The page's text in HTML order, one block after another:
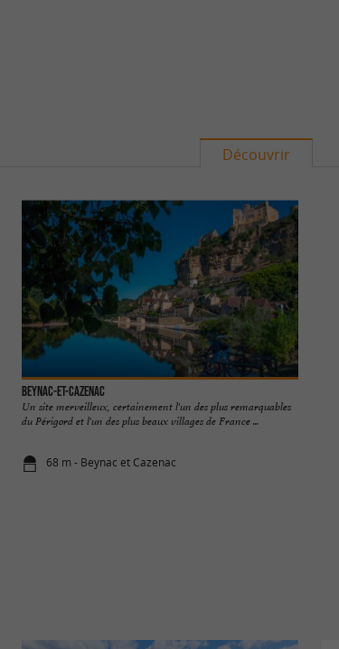
Découvrir
Beynac-et-Cazenac
Un site merveilleux, certainement l'un des plus remarquables
du Périgord et l'un des plus beaux villages de France ...
68 m - Beynac et Cazenac